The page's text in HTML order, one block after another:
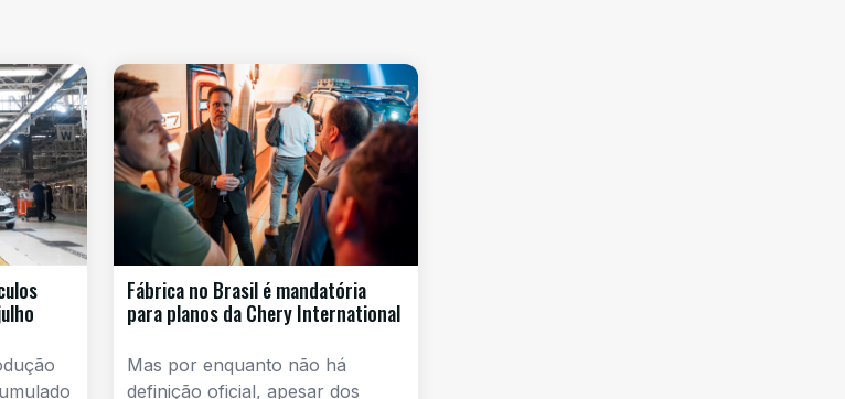
Fábrica no Brasil é mandatória
para planos da Chery International
Mas por enquanto não há
definição oficial, apesar dos